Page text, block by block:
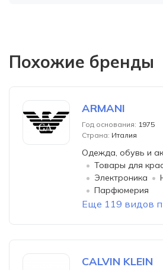
Похожие бренды
ARMANI
Год основания: 1975
Страна: Италия
Одежда, обувь и
Товары для
Электроника
Парфюмерия
Еще 119 видов
CALVIN KLEIN